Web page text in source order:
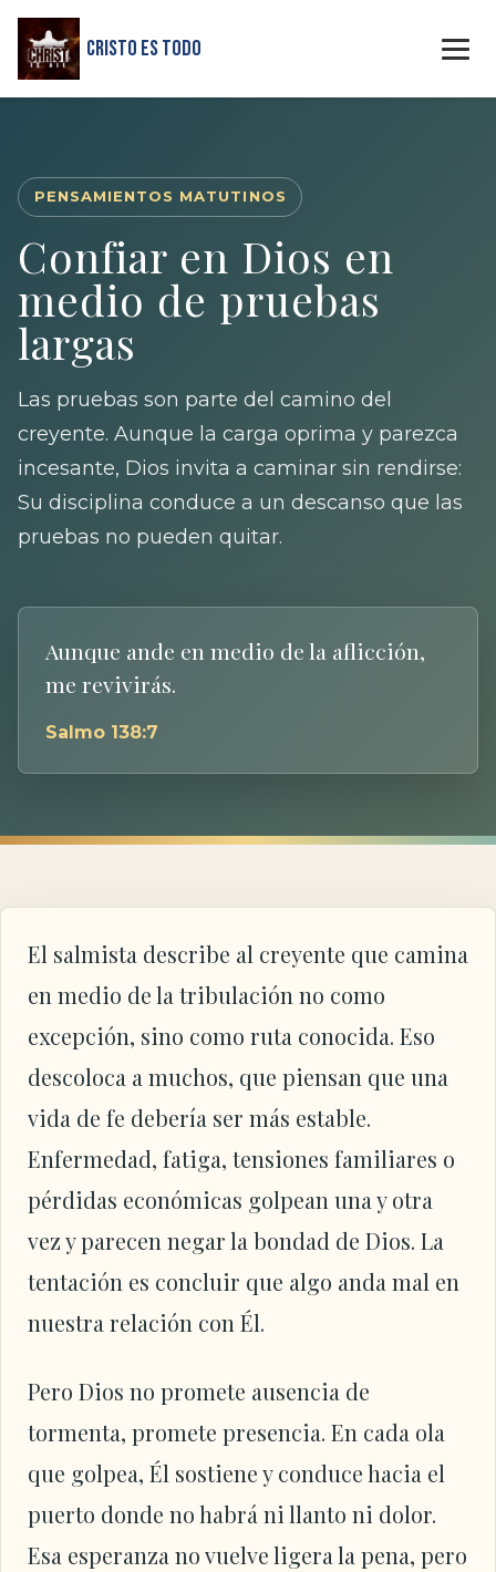
Cristo Es Todo
PENSAMIENTOS MATUTINOS
Confiar en Dios en
medio de pruebas
largas
Las pruebas son parte del camino del
creyente. Aunque la carga oprima y parezca
incesante, Dios invita a caminar sin rendirse:
Su disciplina conduce a un descanso que las
pruebas no pueden quitar.
Aunque ande en medio de la aflicción,
me revivirás.
Salmo 138:7
El salmista describe al creyente que camina
en medio de la tribulación no como
excepción, sino como ruta conocida. Eso
descoloca a muchos, que piensan que una
vida de fe debería ser más estable.
Enfermedad, fatiga, tensiones familiares o
pérdidas económicas golpean una y otra
vez y parecen negar la bondad de Dios. La
tentación es concluir que algo anda mal en
nuestra relación con Él.
Pero Dios no promete ausencia de
tormenta, promete presencia. En cada ola
que golpea, Él sostiene y conduce hacia el
puerto donde no habrá ni llanto ni dolor.
Esa esperanza no vuelve ligera la pena, pero